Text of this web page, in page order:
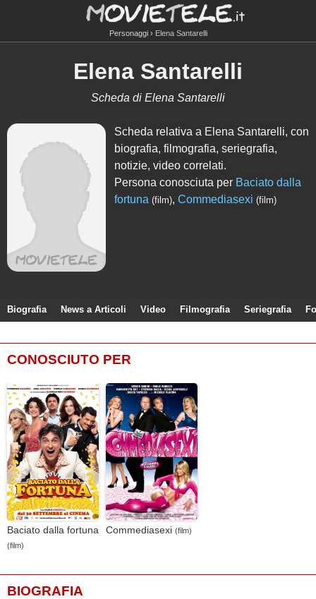
Personaggi Elena Santarelli
Elena Santarelli
Scheda di Elena Santarelli
Scheda relativa a Elena Santarelli, con
biografia, filmografia, seriegrafia,
notizie, video correlati.
Persona conosciuta per Baciato dalla
fortuna (film),Commediasexi (film)
Biografia News a Articoli Video Filmografia Seriegrafia
CONOSCIUTO PER
Baciato dalla fortuna
(film)
Commediasexi (film)
BIOGRAFIA